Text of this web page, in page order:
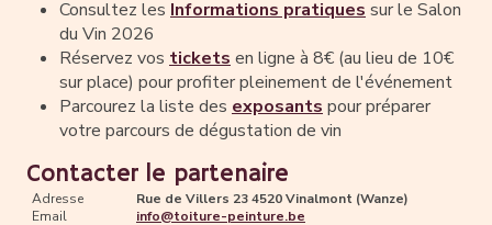
Consultez les Informations pratiques sur le Salon
du Vin 2026
Réservez vos tickets en ligne à 8€ (au lieu de 10€
sur place) pour profiter pleinement de l'événement
Parcourez la liste des exposants pour préparer
votre parcours de dégustation de vin
Contacter le partenaire
Adresse
Rue de Villers 23 4520 Vinalmont (Wanze)
Email
info@toiture-peinture.be